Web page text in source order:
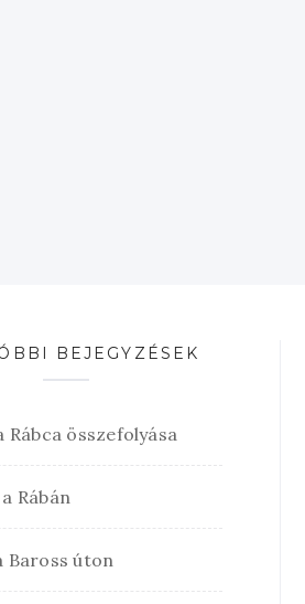
BEJEGYZÉSEK
Rábca összefolyása
Rábán
Baross úton